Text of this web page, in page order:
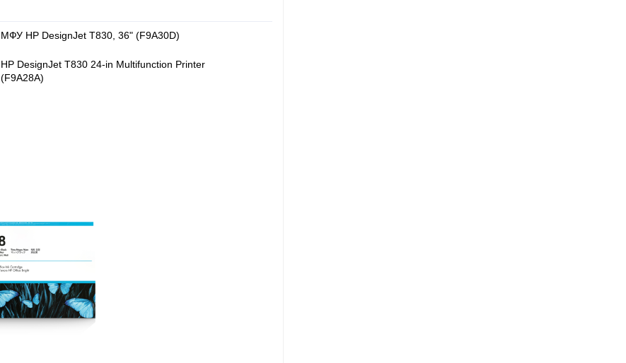
МФУ HP DesignJet T830, 36" (F9A30D)
HP DesignJet T830 24-in Multifunction Printer
(F9A28A)